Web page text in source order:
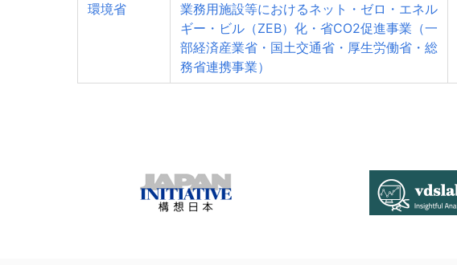
環境省
業務用施設等におけるネット・ゼロ・エネル
ギー・ビル（ZEB）化・省CO2促進事業（一
部経済産業省・国土交通省・厚生労働省・総
務省連携事業）